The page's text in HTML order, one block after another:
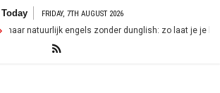
Today FRIDAY, 7TH AUGUST 2026
natuurlijk engels zonder dunglish: zo laat je je